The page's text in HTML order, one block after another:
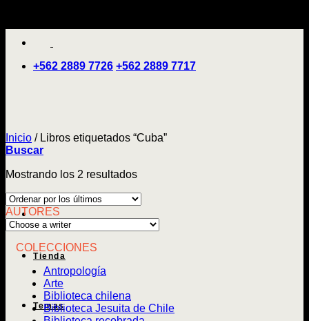
+562 2889 7726 +562 2889 7717
Tienda
Temas
Inicio /Libros etiquetados “Cuba”
Buscar
Mostrando los 2 resultadosOrdenado
los
AUTORES
COLECCIONES
Antropología
Arte
Biblioteca chilena
Biblioteca Jesuita de Chile